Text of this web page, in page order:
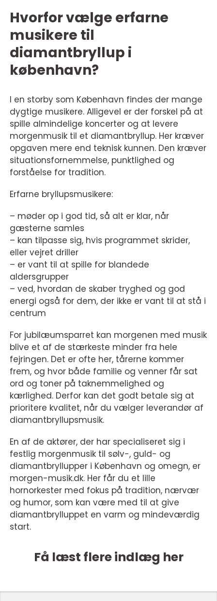
Hvorfor vælge erfarne
musikere til
diamantbryllup i
københavn?
I en storby som København findes der mange
dygtige musikere. Alligevel er der forskel på at
spille almindelige koncerter og at levere
morgenmusik til et diamantbryllup. Her kræver
opgaven mere end teknisk kunnen. Den kræver
situationsfornemmelse, punktlighed og
forståelse for tradition.
Erfarne bryllupsmusikere:
– møder op i god tid, så alt er klar, når
gæsterne samles
– kan tilpasse sig, hvis programmet skrider,
eller vejret driller
– er vant til at spille for blandede
aldersgrupper
– ved, hvordan de skaber tryghed og god
energi også for dem, der ikke er vant til at stå i
centrum
For jubilæumsparret kan morgenen med musik
blive et af de stærkeste minder fra hele
fejringen. Det er ofte her, tårerne kommer
frem, og hvor både familie og venner får sat
ord og toner på taknemmelighed og
kærlighed. Derfor kan det godt betale sig at
prioritere kvalitet, når du vælger leverandør af
diamantbryllupsmusik.
En af de aktører, der har specialiseret sig i
festlig morgenmusik til sølv-, guld- og
diamantbryllupper i København og omegn, er
morgen-musik.dk. Her får du et lille
hornorkester med fokus på tradition, nærvær
og humor, som kan være med til at give
diamantbrylluppet en varm og mindeværdig
start.
Få læst flere indlæg her